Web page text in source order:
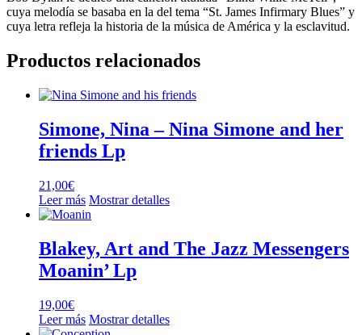
cuya melodía se basaba en la del tema “St. James Infirmary Blues” y
cuya letra refleja la historia de la música de América y la esclavitud.
Productos relacionados
Simone, Nina – Nina Simone and her
friends Lp
21,00€
Leer más Mostrar detalles
Blakey, Art and The Jazz Messengers
Moanin’ Lp
19,00€
Leer más Mostrar detalles